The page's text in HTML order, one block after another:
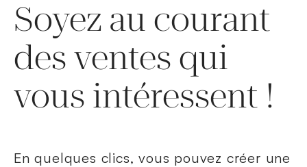
Soyez au courant
des ventes qui
vous intéressent !
En quelques clics, vous pouvez créer une